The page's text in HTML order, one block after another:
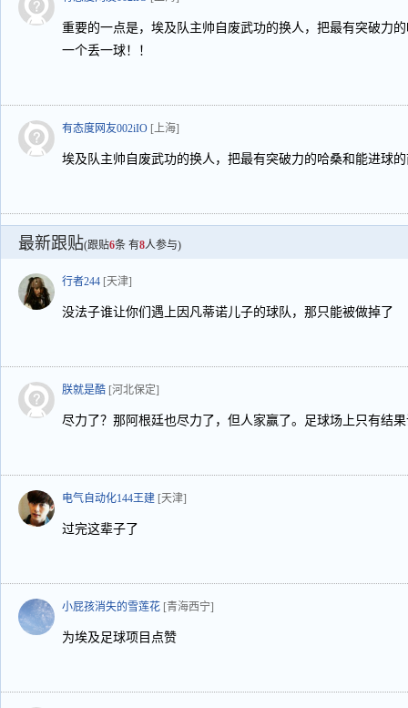
重要的一点是，埃及队主帅自废武功的换人，把最有突破力
一个丢一球！！
有态度网友002iIO [上海]
埃及队主帅自废武功的换人，把最有突破力的哈桑和能进球
最新跟贴(跟贴6条 有8人参与)
行者244 [天津]
没法子谁让你们遇上因凡蒂诺儿子的球队，那只能被做掉了
朕就是酷 [河北保定]
尽力了？那阿根廷也尽力了，但人家赢了。足球场上只有结
电气自动化144王建 [天津]
过完这辈子了
小屁孩消失的雪莲花 [青海西宁]
为埃及足球项目点赞